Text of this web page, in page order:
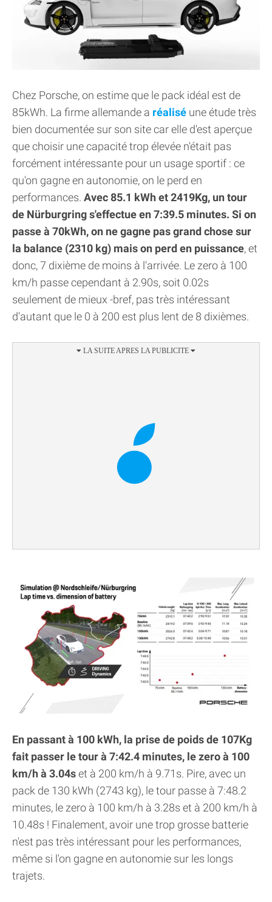
Chez Porsche, on estime que le pack idéal est de
85kWh. La firme allemande a réalisé une étude très
bien documentée sur son site car elle d'est aperçue
que choisir une capacité trop élevée n'était pas
forcément intéressante pour un usage sportif : ce
qu'on gagne en autonomie, on le perd en
performances. Avec 85.1 kWh et 2419Kg, un tour
de Nürburgring s'effectue en 7:39.5 minutes. Si on
passe à 70kWh, on ne gagne pas grand chose sur
la balance (2310 kg) mais on perd en puissance, et
donc, 7 dixième de moins à l'arrivée. Le zero à 100
km/h passe cependant à 2.90s, soit 0.02s
seulement de mieux -bref, pas très intéressant
d'autant que le 0 à 200 est plus lent de 8 dixièmes.
En passant à 100 kWh, la prise de poids de 107Kg
fait passer le tour à 7:42.4 minutes, le zero à 100
km/h à 3.04set à 200 km/h à 9.71s. Pire, avec un
pack de 130 kWh (2743 kg), le tour passe à 7:48.2
minutes, le zero à 100 km/h à 3.28s et à 200 km/h à
10.48s ! Finalement, avoir une trop grosse batterie
n'est pas très intéressant pour les performances,
même si l'on gagne en autonomie sur les longs
trajets.